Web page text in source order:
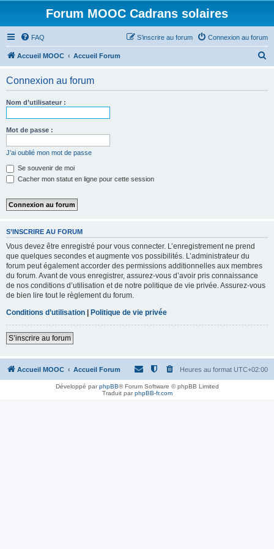
Forum MOOC Cadrans solaires
FAQ Connexion au forum
S’inscrire au forum
Accueil MOOC Accueil Forum
Connexion au forum
Nom d’utilisateur :
Mot de passe :
J’ai oublié mon mot de passe
Se souvenir de moi
Cacher mon statut en ligne pour cette session
S’INSCRIRE AU FORUM
Vous devez être enregistré pour vous connecter. L’enregistrement ne prend
que quelques secondes et augmente vos possibilités. L’administrateur du
forum peut également accorder des permissions additionnelles aux membres
du forum. Avant de vous enregistrer, assurez-vous d’avoir pris connaissance
de nos conditions d’utilisation et de notre politique de vie privée. Assurez-vous
de bien lire tout le règlement du forum.
Conditions d’utilisation | Politique de vie privée
S’inscrire au forum
Accueil MOOC Accueil Forum Heures au format UTC+02:00
Développé parphpBB® Forum Software © phpBB Limited
Traduit parphpBB-fr.com